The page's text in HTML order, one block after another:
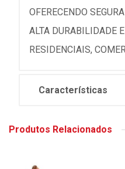
OFERECENDO
ALTA DURABILIDADE
RESIDENCIAIS,
Características
Produtos Relacionados